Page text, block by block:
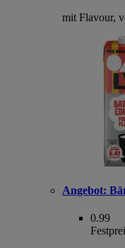
mit Flavour,
Angebot:
0.99